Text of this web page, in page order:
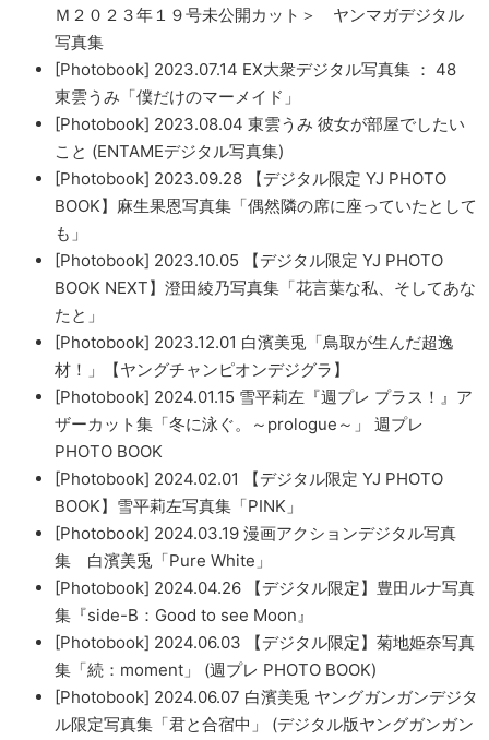
Ｍ２０２３年１９号未公開カット＞ ヤンマガデジタル
写真集
[Photobook] 2023.07.14 EX大衆デジタル写真集 ： 48
東雲うみ「僕だけのマーメイド」
[Photobook] 2023.08.04 東雲うみ 彼女が部屋でしたい
こと (ENTAMEデジタル写真集)
[Photobook] 2023.09.28 【デジタル限定 YJ PHOTO
BOOK】麻生果恩写真集「偶然隣の席に座っていたとして
も」
[Photobook] 2023.10.05 【デジタル限定 YJ PHOTO
BOOK NEXT】澄田綾乃写真集「花言葉な私、そしてあな
たと」
[Photobook] 2023.12.01 白濱美兎「鳥取が生んだ超逸
材！」【ヤングチャンピオンデジグラ】
[Photobook] 2024.01.15 雪平莉左『週プレ プラス！』ア
ザーカット集「冬に泳ぐ。～prologue～」 週プレ
PHOTO BOOK
[Photobook] 2024.02.01 【デジタル限定 YJ PHOTO
BOOK】雪平莉左写真集「PINK」
[Photobook] 2024.03.19 漫画アクションデジタル写真
集 白濱美兎「Pure White」
[Photobook] 2024.04.26 【デジタル限定】豊田ルナ写真
集『side-B：Good to see Moon』
[Photobook] 2024.06.03 【デジタル限定】菊地姫奈写真
集「続：moment」 (週プレ PHOTO BOOK)
[Photobook] 2024.06.07 白濱美兎 ヤングガンガンデジタ
ル限定写真集「君と合宿中」 (デジタル版ヤングガンガン